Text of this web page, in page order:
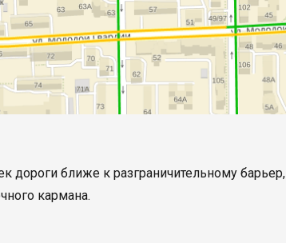
дороги ближе к разграничительному барьер,
кармана.